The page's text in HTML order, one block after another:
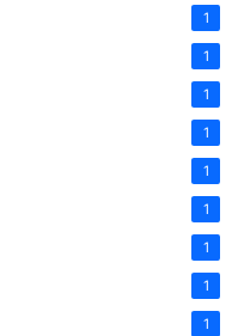
1
1
1
1
1
1
1
1
1